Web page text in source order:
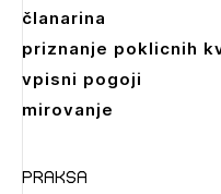
članarina
priznanje poklicnih
vpisni pogoji
mirovanje
praksa